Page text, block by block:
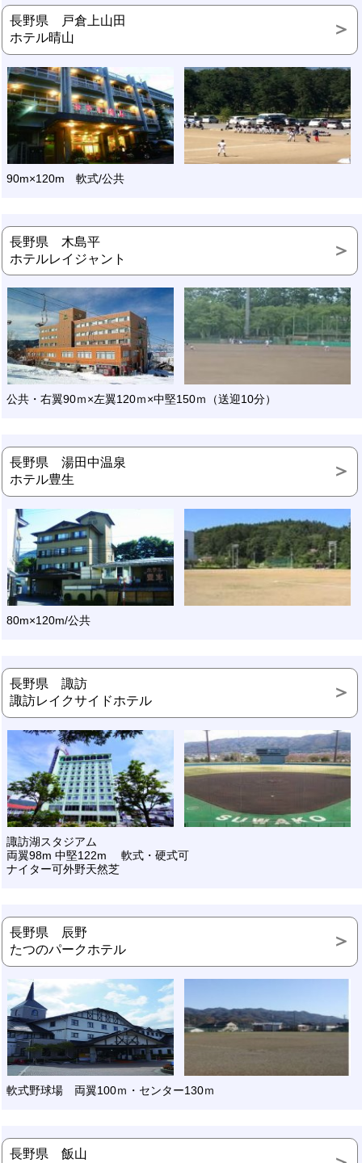
長野県 戸倉上山田
ホテル晴山
90m×120m 軟式/公共
長野県 木島平
ホテルレイジャント
公共・右翼90ｍ×左翼120ｍ×中堅150ｍ（送迎10分）
長野県 湯田中温泉
ホテル豊生
80m×120m/公共
長野県 諏訪
諏訪レイクサイドホテル
諏訪湖スタジアム
両翼98m 中堅122m 軟式・硬式可
ナイター可外野天然芝
長野県 辰野
たつのパークホテル
軟式野球場 両翼100ｍ・センター130ｍ
長野県 飯山